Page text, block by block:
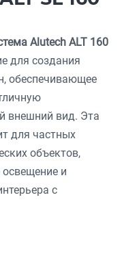
Alutech ALT 160
для создания
обеспечивающее
внешний вид. Эта
для частных
объектов,
освещение и
с